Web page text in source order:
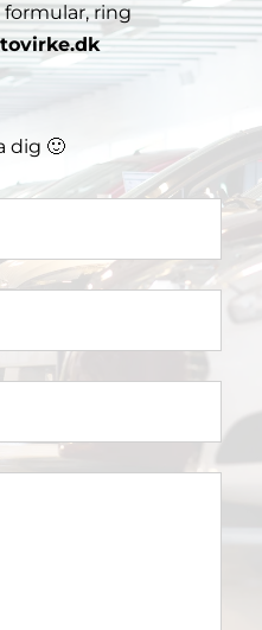
ring
dig 🙂